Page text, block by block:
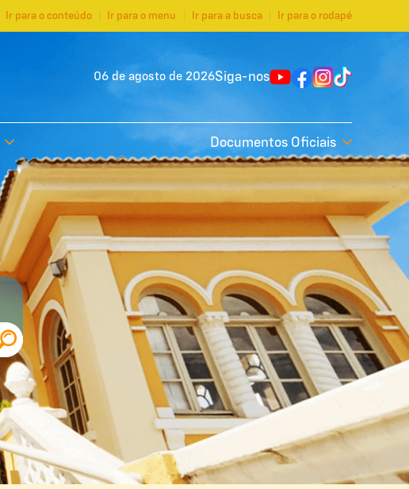
Ir para o conteúdo Ir para o menu Ir para a busca Ir para o rodapé
06 de agosto de 2026Siga-nos
Documentos Oficiais